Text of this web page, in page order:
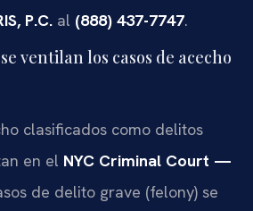
P.C. al (888) 437-7747.
ventilan los casos de acecho
clasificados como delitos
en el NYC Criminal Court —
de delito grave (felony) se